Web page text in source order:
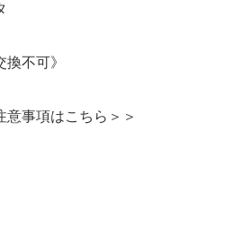
不可》
意事項はこちら＞＞